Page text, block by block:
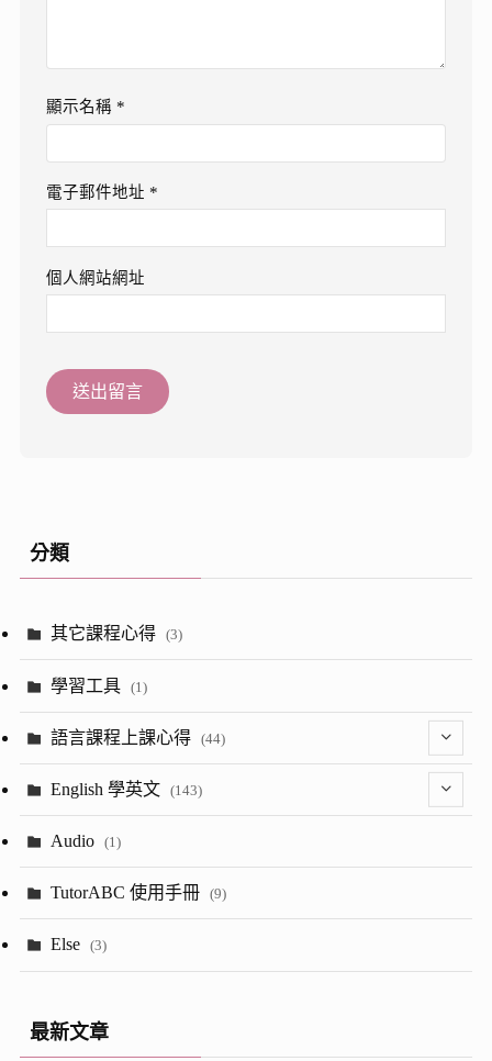
顯示名稱 *
電子郵件地址 *
個人網站網址
分類
其它課程心得 (3)
學習工具 (1)
語言課程上課心得 (44)
(2)
English 學英文 (143)
(13)
Audio (1)
TutorABC 使用手冊 (9)
Else (3)
最新文章